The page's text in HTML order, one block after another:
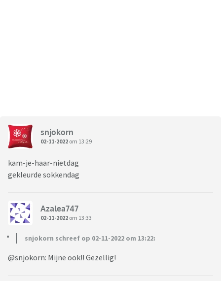
snjokorn
02-11-2022 om 13:29
kam-je-haar-nietdag
gekleurde sokkendag
Azalea747
02-11-2022 om 13:33
snjokorn schreef op 02-11-2022 om 13:22:
@snjokorn: Mijne ook!! Gezellig!